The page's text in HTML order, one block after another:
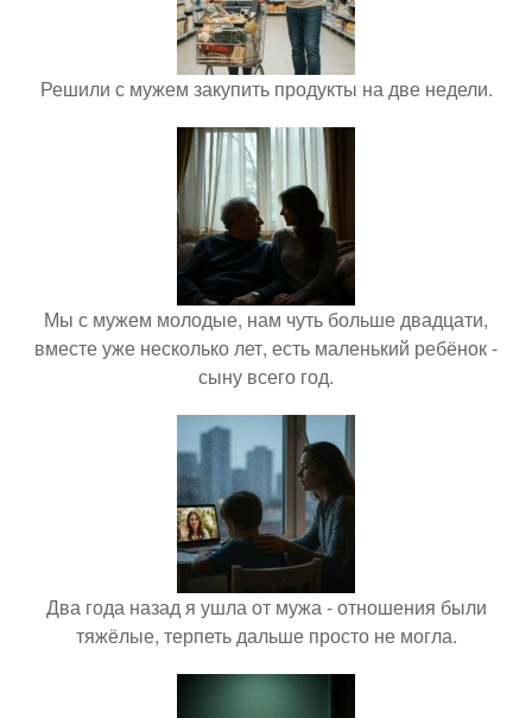
Решили с мужем закупить продукты на две недели.
Мы с мужем молодые, нам чуть больше двадцати,
вместе уже несколько лет, есть маленький ребёнок -
сыну всего год.
Два года назад я ушла от мужа - отношения были
тяжёлые, терпеть дальше просто не могла.